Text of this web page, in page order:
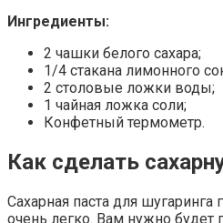
Ингредиенты:
2 чашки белого сахара;
1/4 стакана лимонного
2 столовые ложки воды;
1 чайная ложка соли;
Конфетный термометр.
Как сделать
Сахарная паста для шугаринга
очень легко. Вам нужно будет